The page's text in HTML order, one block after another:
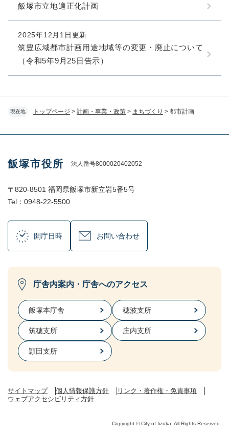
現在地 トップページ > 計画・事業・政策 > まちづくり > 都市計画
飯塚市立地適正化計画
2025年12月1日更新
筑豊広域都市計画用途地域等の変更・廃止について
（令和5年9月25日告示）
飯塚市役所 法人番号8000020402052
〒820-8501 福岡県飯塚市新立岩5番5号
Tel：0948-22-5500
開庁日時 お問い合わせ
庁舎内案内・庁舎へのアクセス
飯塚本庁舎 穂波支所
筑穂支所 庄内支所
頴田支所
サイトマップ 個人情報保護方針
リンク・著作権・免責事項
ウェブアクセシビリティ方針
Copyright © City of Iizuka. All Rights Reserved.